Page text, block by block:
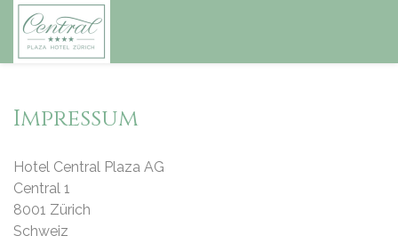
Impressum
Hotel Central Plaza AG
Central 1
8001 Zürich
Schweiz